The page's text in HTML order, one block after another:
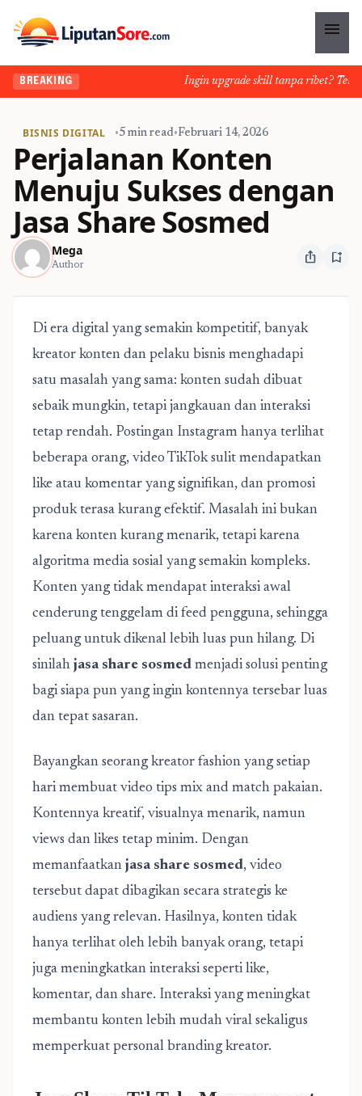
menu
BREAKING Ingin upgrade skill tanpa ribet?
BISNIS DIGITAL •5 min read•Februari 14, 2026
Perjalanan Konten
Menuju Sukses dengan
Jasa Share Sosmed
Mega
Author ios_share bookmark_add
Di era digital yang semakin kompetitif, banyak
kreator konten dan pelaku bisnis menghadapi
satu masalah yang sama: konten sudah dibuat
sebaik mungkin, tetapi jangkauan dan interaksi
tetap rendah. Postingan Instagram hanya terlihat
beberapa orang, video TikTok sulit mendapatkan
like atau komentar yang signifikan, dan promosi
produk terasa kurang efektif. Masalah ini bukan
karena konten kurang menarik, tetapi karena
algoritma media sosial yang semakin kompleks.
Konten yang tidak mendapat interaksi awal
cenderung tenggelam di feed pengguna, sehingga
peluang untuk dikenal lebih luas pun hilang. Di
sinilah jasa share sosmed menjadi solusi penting
bagi siapa pun yang ingin kontennya tersebar luas
dan tepat sasaran.
Bayangkan seorang kreator fashion yang setiap
hari membuat video tips mix and match pakaian.
Kontennya kreatif, visualnya menarik, namun
views dan likes tetap minim. Dengan
memanfaatkan jasa share sosmed, video
tersebut dapat dibagikan secara strategis ke
audiens yang relevan. Hasilnya, konten tidak
hanya terlihat oleh lebih banyak orang, tetapi
juga meningkatkan interaksi seperti like,
komentar, dan share. Interaksi yang meningkat
membantu konten lebih mudah viral sekaligus
memperkuat personal branding kreator.